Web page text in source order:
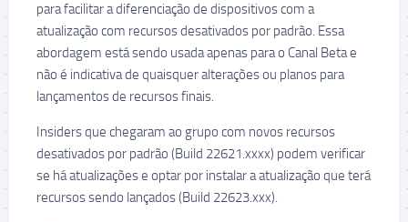
para facilitar a diferenciação de dispositivos com a
atualização com recursos desativados por padrão. Essa
abordagem está sendo usada apenas para o Canal Beta e
não é indicativa de quaisquer alterações ou planos para
lançamentos de recursos finais.
Insiders que chegaram ao grupo com novos recursos
desativados por padrão (Build 22621.xxxx) podem verificar
se há atualizações e optar por instalar a atualização que terá
recursos sendo lançados (Build 22623.xxx).